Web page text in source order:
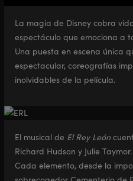
La magia de Disney cobra
espectáculo que emociona a
Una puesta en escena única
espectacular, coreografías
inolvidables de la película.
El musical de El Rey León
Richard Hudson y Julie Taymor.
Cada elemento, desde la